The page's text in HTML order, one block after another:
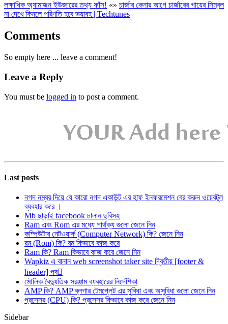
লক্ষাধিক অ্যামাজন ইউজারের তথ্য ফাঁস! «» চার্জার কেনার আগে চার্জারের গায়ের সিম্বল
না দেখে কিনলে পরিণতি হবে ভয়াবহ | Techtunes
Comments
So empty here ... leave a comment!
Leave a Reply
You must be logged in to post a comment.
Last posts
নগদ নম্বর দিয়ে যে কারো নগদ একাউন্ট এর হাফ ইনফরমেশন বের করুন ওয়েবটুল
ব্যবহার করে ।
Mb ছাড়াই facebook চালান ছবিসহ
Ram এবং Rom এর মধ্যে পার্থক্য গুলো জেনে নিন
কম্পিউটার নেটওয়ার্ক (Computer Network) কি? জেনে নিন
রম (Rom) কি? রম কিভাবে কাজ করে
Ram কি? Ram কিভাবে কাজ করে জেনে নিন
Wapkiz এ বানান web screenshot taker site দ্বিতীয় [footer &
header] পব
মৌলিক বৈদ্যুতিক সরঞ্জাম ব্যবহারের নির্দেশিকা
AMP কি? AMP ব্লগার টেমপ্লেট এর সুবিধা এবং অসুবিধা গুলো জেনে নিন
প্রসেসর (CPU) কি? প্রসেসর কিভাবে কাজ করে জেনে নিন
Sidebar